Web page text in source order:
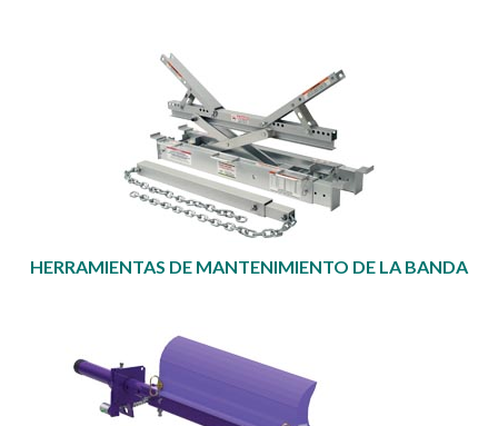
HERRAMIENTAS DE MANTENIMIENTO DE LA BANDA